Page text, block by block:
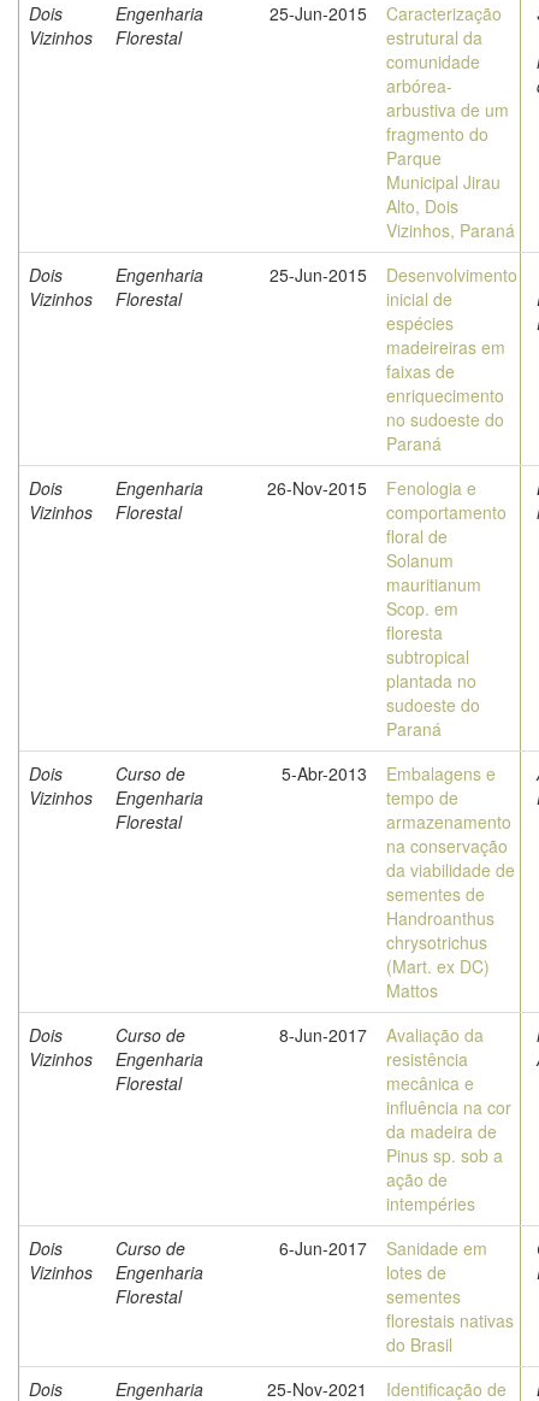
Dois
Vizinhos
Engenharia
Florestal
25-Jun-2015
Caracterização
estrutural da
comunidade
arbórea-
arbustiva de um
fragmento do
Parque
Municipal Jirau
Alto, Dois
Vizinhos, Paraná
Dois
Vizinhos
Engenharia
Florestal
25-Jun-2015
Desenvolvimento
inicial de
espécies
madeireiras em
faixas de
enriquecimento
no sudoeste do
Paraná
Dois
Vizinhos
Engenharia
Florestal
26-Nov-2015
Fenologia e
comportamento
floral de
Solanum
mauritianum
Scop. em
floresta
subtropical
plantada no
sudoeste do
Paraná
Dois
Vizinhos
Curso de
Engenharia
Florestal
5-Abr-2013
Embalagens e
tempo de
armazenamento
na conservação
da viabilidade de
sementes de
Handroanthus
chrysotrichus
(Mart. ex DC)
Mattos
Dois
Vizinhos
Curso de
Engenharia
Florestal
8-Jun-2017
Avaliação da
resistência
mecânica e
influência na cor
da madeira de
Pinus sp. sob a
ação de
intempéries
Dois
Vizinhos
Curso de
Engenharia
Florestal
6-Jun-2017
Sanidade em
lotes de
sementes
florestais nativas
do Brasil
Dois Engenharia 25-Nov-2021 Identificação de